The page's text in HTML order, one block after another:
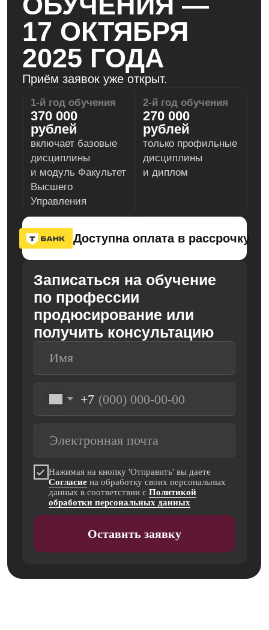
Формат очно-
дистанционный
01.
интенсивных занятиях в Москве
или подключаетесь
к ним дистанционно в Zoom —
02.
Групповая работа — основа
программы: вы обсуждаете
и запускаете собственные идеи
вместе с другими.
чтобы вы поняли законы
управления этим миром.
Окружите себя близкими по духу
людьми!
Учитесь когда удобно